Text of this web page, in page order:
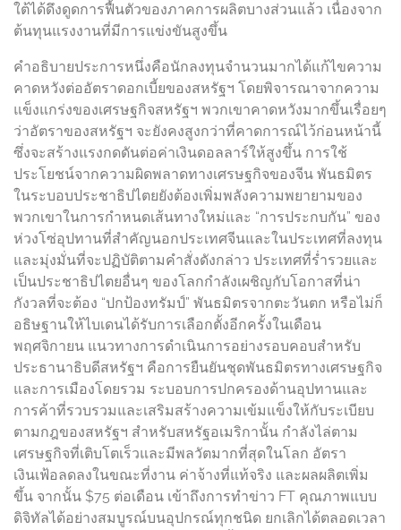
ใต้ได้ดึงดูดการฟื้นตัวของภาคการผลิตบางส่วนแล้ว เนื่องจาก
ต้นทุนแรงงานที่มีการแข่งขันสูงขึ้น
คำอธิบายประการหนึ่งคือนักลงทุนจำนวนมากได้แก้ไขความ
คาดหวังต่ออัตราดอกเบี้ยของสหรัฐฯ โดยพิจารณาจากความ
แข็งแกร่งของเศรษฐกิจสหรัฐฯ พวกเขาคาดหวังมากขึ้นเรื่อยๆ
ว่าอัตราของสหรัฐฯ จะยังคงสูงกว่าที่คาดการณ์ไว้ก่อนหน้านี้
ซึ่งจะสร้างแรงกดดันต่อค่าเงินดอลลาร์ให้สูงขึ้น การใช้
ประโยชน์จากความผิดพลาดทางเศรษฐกิจของจีน พันธมิตร
ในระบอบประชาธิปไตยยังต้องเพิ่มพลังความพยายามของ
พวกเขาในการกำหนดเส้นทางใหม่และ “การประกบกัน” ของ
ห่วงโซ่อุปทานที่สำคัญนอกประเทศจีนและในประเทศที่ลงทุน
และมุ่งมั่นที่จะปฏิบัติตามคำสั่งดังกล่าว ประเทศที่ร่ำรวยและ
เป็นประชาธิปไตยอื่นๆ ของโลกกำลังเผชิญกับโอกาสที่น่า
กังวลที่จะต้อง “ปกป้องทรัมป์” พันธมิตรจากตะวันตก หรือไม่ก็
อธิษฐานให้ไบเดนได้รับการเลือกตั้งอีกครั้งในเดือน
พฤศจิกายน แนวทางการดำเนินการอย่างรอบคอบสำหรับ
ประธานาธิบดีสหรัฐฯ คือการยืนยันชุดพันธมิตรทางเศรษฐกิจ
และการเมืองโดยรวม ระบอบการปกครองด้านอุปทานและ
การค้าที่รวบรวมและเสริมสร้างความเข้มแข็งให้กับระเบียบ
ตามกฎของสหรัฐฯ สำหรับสหรัฐอเมริกานั้น กำลังไล่ตาม
เศรษฐกิจที่เติบโตเร็วและมีพลวัตมากที่สุดในโลก อัตรา
เงินเฟ้อลดลงในขณะที่งาน ค่าจ้างที่แท้จริง และผลผลิตเพิ่ม
ขึ้น จากนั้น $75 ต่อเดือน เข้าถึงการทำข่าว FT คุณภาพแบบ
ดิจิทัลได้อย่างสมบูรณ์บนอุปกรณ์ทุกชนิด ยกเลิกได้ตลอดเวลา